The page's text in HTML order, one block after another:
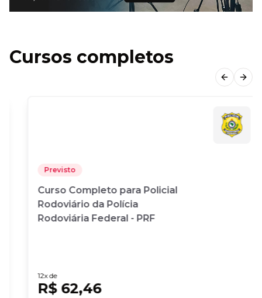
Cursos completos
Previsto
Curso Completo para Policial
Rodoviário da Polícia
Rodoviária Federal - PRF
x de
R$ 62,46